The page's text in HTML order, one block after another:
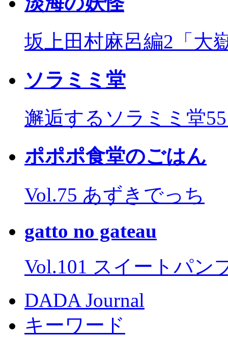
坂上田村麻呂編2「大
ソラミミ堂
邂逅するソラミミ堂
ポポポ食堂のごはん
Vol.75 あずきでっち
gatto no gateau
Vol.101 スイートパン
DADA Journal
キーワード